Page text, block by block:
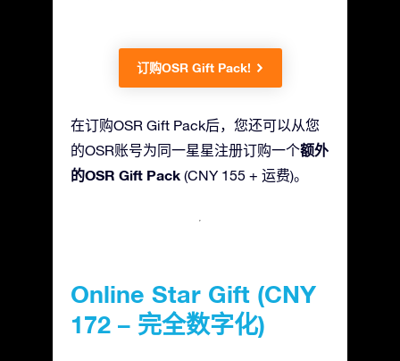
订购OSR Gift Pack!
在订购OSR Gift Pack后，您还可以从您
的OSR账号为同一星星注册订购一个额外
的OSR Gift Pack (CNY 155 + 运费)。
Online Star Gift (CNY
172 – 完全数字化)